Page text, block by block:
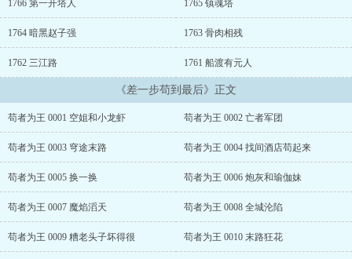
1766 第一开塔人 1765 镇魂塔
1764 暗黑赵子强 1763 骨肉相残
1762 三江路 1761 船渡有元人
《差一步苟到最后》正文
苟者为王 0001 空姐和小龙虾 苟者为王 0002 亡者军团
苟者为王 0003 穹途末路 苟者为王 0004 找间酒店苟起来
苟者为王 0005 换一换 苟者为王 0006 炮灰和瑜伽妹
苟者为王 0007 魔焰滔天 苟者为王 0008 全城沦陷
苟者为王 0009 糟老头子坏得很 苟者为王 0010 末路狂花